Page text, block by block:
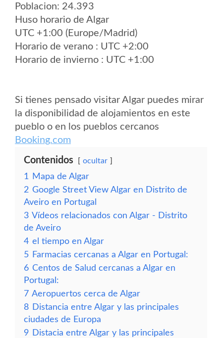
Poblacion: 24.393
Huso horario de Algar
UTC +1:00 (Europe/Madrid)
Horario de verano : UTC +2:00
Horario de invierno : UTC +1:00
Si tienes pensado visitar Algar puedes mirar
la disponibilidad de alojamientos en este
pueblo o en los pueblos cercanos
Booking.com
Contenidos ocultar
1
Mapa de Algar
2 Google Street View Algar en Distrito de
Aveiro en Portugal
3 Vídeos relacionados con Algar - Distrito
de Aveiro
4 el tiempo en Algar
5 Farmacias cercanas a Algar en Portugal:
6 Centos de Salud cercanas a Algar en
Portugal:
7 Aeropuertos cerca de Algar
8 Distancia entre Algar y las principales
ciudades de Europa
9 Distacia entre Algar y las principales